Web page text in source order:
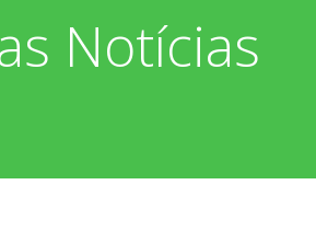
Notícias